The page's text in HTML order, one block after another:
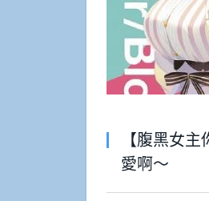
【腹黑女
愛啊～